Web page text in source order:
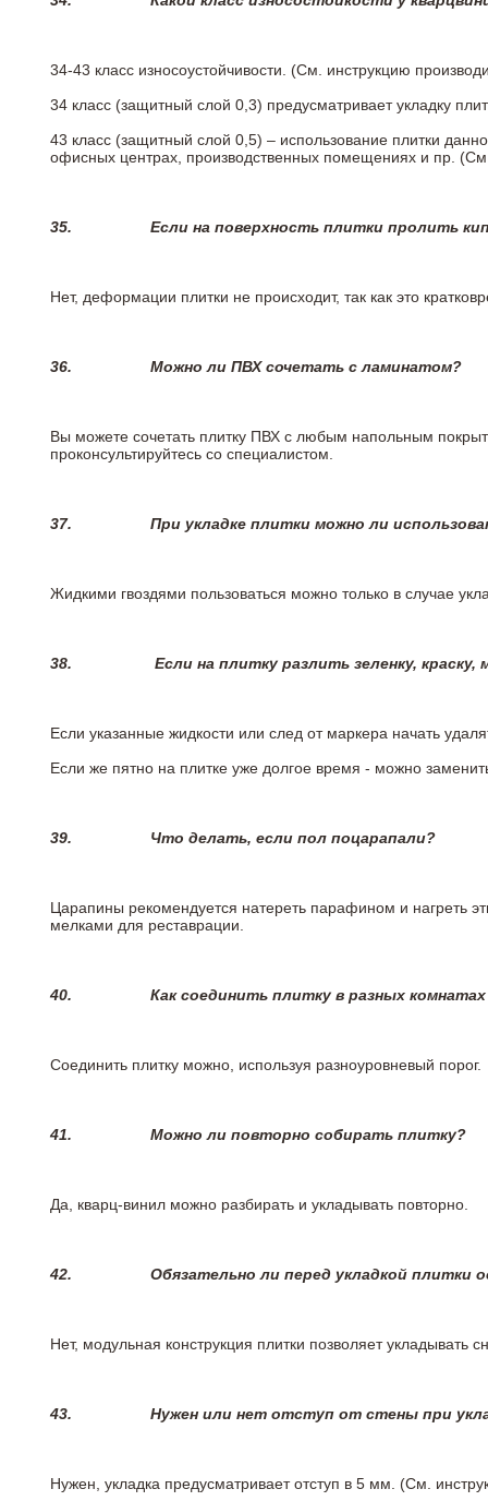
34-43 класс износоустойчивости. (См. инструкцию
34 класс (защитный слой 0,3) предусматривает укладку
43 класс (защитный слой 0,5) – использование плитки
офисных центрах, производственных помещениях и пр.
35. Если на поверхность плитки пролить
Нет, деформации плитки не происходит, так как это
36. Можно ли ПВХ сочетать с ламинатом?
Вы можете сочетать плитку ПВХ с любым напольным
проконсультируйтесь со специалистом.
37. При укладке плитки можно ли
Жидкими гвоздями пользоваться можно только в случае
38. Если на плитку разлить зеленку,
Если указанные жидкости или след от маркера начать
Если же пятно на плитке уже долгое время - можно
39. Что делать, если пол поцарапали?
Царапины рекомендуется натереть парафином и нагреть
мелками для реставрации.
40. Как соединить плитку в разных
Соединить плитку можно, используя разноуровневый порог.
41. Можно ли повторно собирать плитку?
Да, кварц-винил можно разбирать и укладывать повторно.
42. Обязательно ли перед укладкой плитки
Нет, модульная конструкция плитки позволяет
43. Нужен или нет отступ от стены при
Нужен, укладка предусматривает отступ в 5 мм. (См.